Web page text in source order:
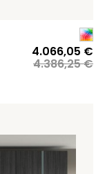
4.386,25€
4.066,05 €